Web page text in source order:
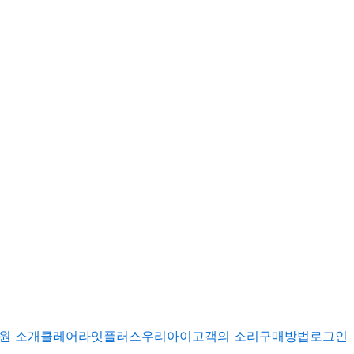
소개클레어라잇플러스우리아이고객의 소리구매방법로그인